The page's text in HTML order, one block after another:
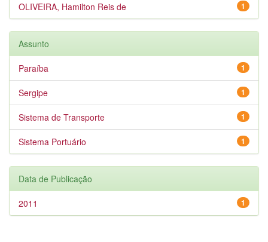
1
OLIVEIRA, Hamilton Reis de
Assunto
1
Paraíba
1
Sergipe
1
Sistema de Transporte
1
Sistema Portuário
Data de Publicação
1
2011